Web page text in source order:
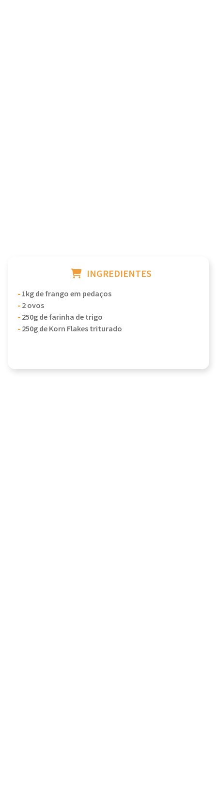
INGREDIENTES
- 1kg de frango em pedaços
- 2 ovos
- 250g de farinha de trigo
- 250g de Korn Flakes triturado